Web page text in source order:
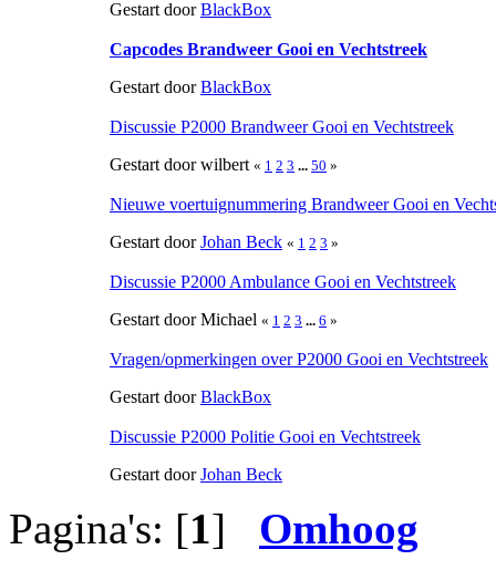
Gestart doorBlackBox
Capcodes Brandweer Gooi en Vechtstreek
Gestart doorBlackBox
Discussie P2000 Brandweer Gooi en Vechtstreek
Gestart door wilbert « 1 2 3 ... 50 »
Nieuwe voertuignummering Brandweer Gooi en
Gestart doorJohan Beck « 1 2 3 »
Discussie P2000 Ambulance Gooi en Vechtstreek
Gestart door Michael « 1 2 3 ... 6 »
Vragen/opmerkingen over P2000 Gooi en Vechtstreek
Gestart doorBlackBox
Discussie P2000 Politie Gooi en Vechtstreek
Gestart doorJohan Beck
Pagina's: [1] Omhoog